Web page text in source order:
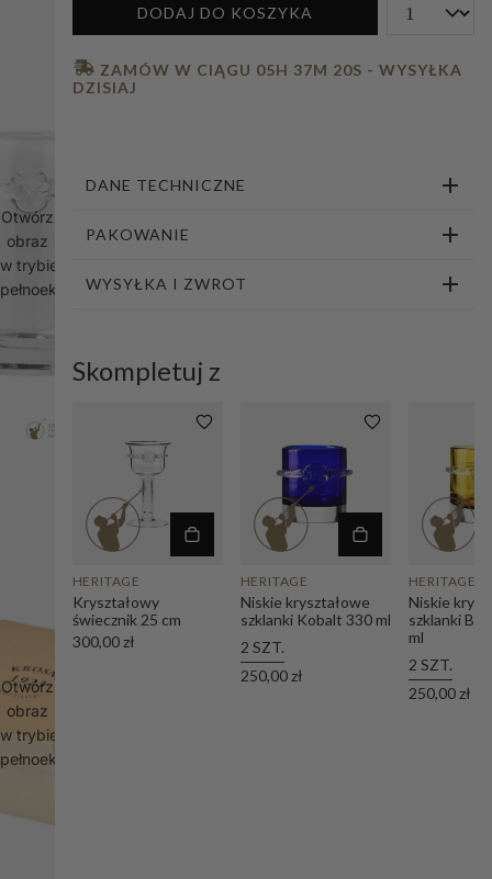
Otwórz
obraz
w trybie
pełnoekranowym
Otwórz
obraz
w trybie
pełnoekranowym
DODAJ DO KOSZYKA
DANE TECHNICZNE
PAKOWANIE
WYSYŁKA I ZWROT
Skompletuj z
HERITAGE
Kryształowy
świecznik 25 cm
300,00 zł
HERITAGE
Niskie kryształowe
szklanki Kobalt 330 ml
2 SZT.
250,00 zł
HERITAGE
Niskie
szklanki
ml
2 SZT.
250,00 zł
ZAMÓW W CIĄGU 05H 37M 19S - WYSYŁKA
DZISIAJ